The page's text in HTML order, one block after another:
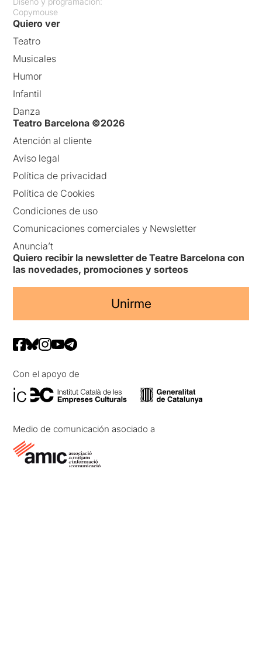
Copymouse
Quiero ver
Teatro
Musicales
Humor
Infantil
Danza
Teatro Barcelona ©2026
Atención al cliente
Aviso legal
Política de privacidad
Política de Cookies
Condiciones de uso
Comunicaciones comerciales y Newsletter
Anuncia’t
Quiero recibir la newsletter de Teatre Barcelona con
las novedades, promociones y sorteos
Unirme
Con el apoyo de
Medio de comunicación asociado a